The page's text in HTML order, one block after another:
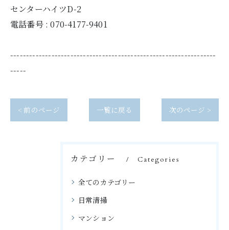
センターハイツD-2
電話番号 :070-4177-9401
-----------------------------------------------------------------
-----
< 前のページ 一覧に戻る 次のページ >
カテゴリー Categories
全てのカテゴリー
日常清掃
マンション